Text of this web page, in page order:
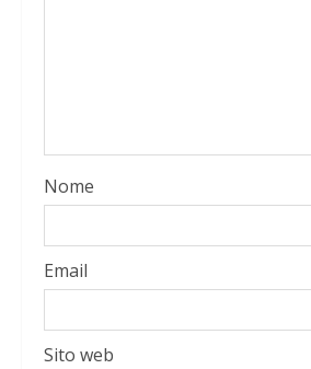
Nome
Email
Sito web